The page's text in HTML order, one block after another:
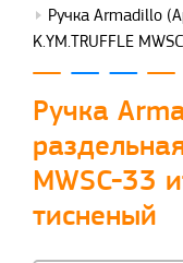
Ручка Armadillo
K.YM.TRUFFLE
Ручка
MWSC-33
тисненый